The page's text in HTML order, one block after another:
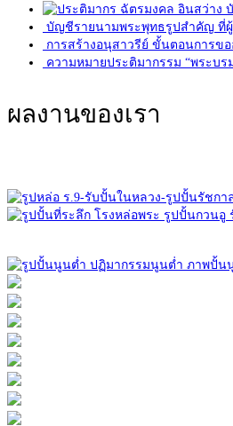
บัญชีรายนามพระพุทธรูปสำคัญ ที่
การสร้างอนุสาวรีย์ ขั้นตอนการข
ความหมายประติมากรรม “พระบร
ผลงานของเรา